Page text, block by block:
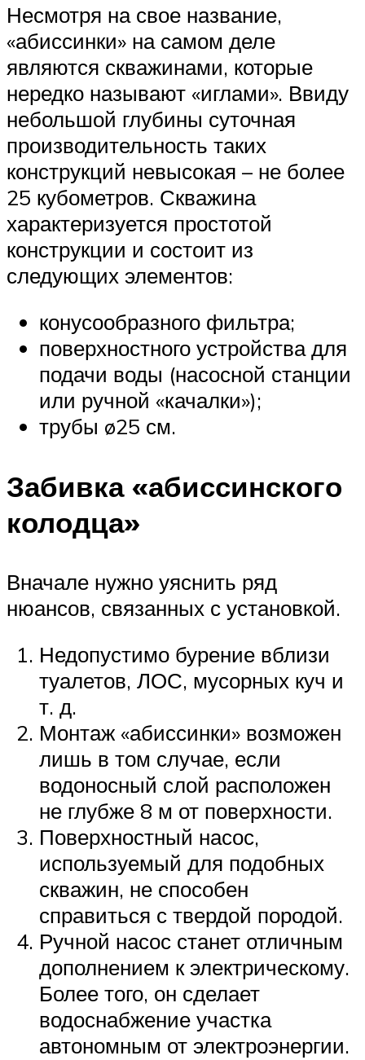
Несмотря на свое название,
«абиссинки» на самом деле
являются скважинами, которые
нередко называют «иглами». Ввиду
небольшой глубины суточная
производительность таких
конструкций невысокая – не более
25 кубометров. Скважина
характеризуется простотой
конструкции и состоит из
следующих элементов:
конусообразного фильтра;
поверхностного устройства для
подачи воды (насосной станции
или ручной «качалки»);
трубы ø25 см.
Забивка «абиссинского
колодца»
Вначале нужно уяснить ряд
нюансов, связанных с установкой.
Недопустимо бурение вблизи
туалетов, ЛОС, мусорных куч и
т. д.
Монтаж «абиссинки» возможен
лишь в том случае, если
водоносный слой расположен
не глубже 8 м от поверхности.
Поверхностный насос,
используемый для подобных
скважин, не способен
справиться с твердой породой.
Ручной насос станет отличным
дополнением к электрическому.
Более того, он сделает
водоснабжение участка
автономным от электроэнергии.